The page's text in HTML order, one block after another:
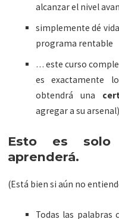
alcanzar el nivel
simplemente dé
programa rentable
… este curso
es exactamente
obtendrá una
agregar a su arsenal)
Esto es
aprenderá.
(Está bien si aún no
Todas las palabras